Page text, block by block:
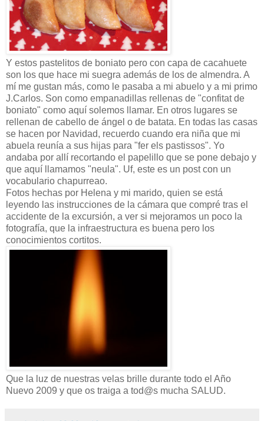
Y estos pastelitos de boniato pero con capa de cacahuete
son los que hace mi suegra además de los de almendra. A
mí me gustan más, como le pasaba a mi abuelo y a mi primo
J.Carlos. Son como empanadillas rellenas de "confitat de
boniato" como aquí solemos llamar. En otros lugares se
rellenan de cabello de ángel o de batata. En todas las casas
se hacen por Navidad, recuerdo cuando era niña que mi
abuela reunía a sus hijas para "fer els pastissos". Yo
andaba por allí recortando el papelillo que se pone debajo y
que aquí llamamos "neula". Uf, este es un post con un
vocabulario chapurreao.
Fotos hechas por Helena y mi marido, quien se está
leyendo las instrucciones de la cámara que compré tras el
accidente de la excursión, a ver si mejoramos un poco la
fotografía, que la infraestructura es buena pero los
conocimientos cortitos.
Que la luz de nuestras velas brille durante todo el Año
Nuevo 2009 y que os traiga a tod@s mucha SALUD.